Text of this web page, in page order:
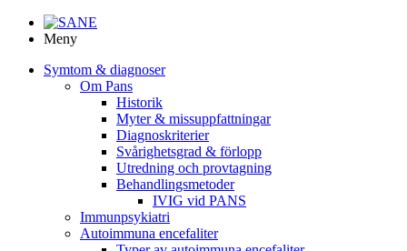
Meny
Symtom & diagnoser
Om Pans
Historik
Myter & missuppfattningar
Diagnoskriterier
Svårighetsgrad & förlopp
Utredning och provtagning
Behandlings­metoder
IVIG vid PANS
Immunpsykiatri
Autoimmuna encefaliter